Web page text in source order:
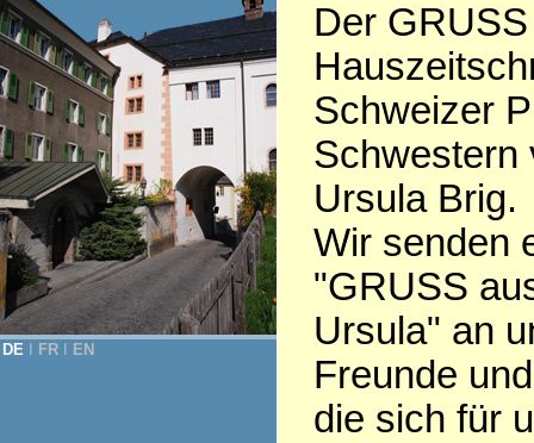
DE FR EN
Der
Schweizer
Schwestern
Ursula Brig.
Wir senden
"GRUSS
Ursula" an
Freunde
die sich für